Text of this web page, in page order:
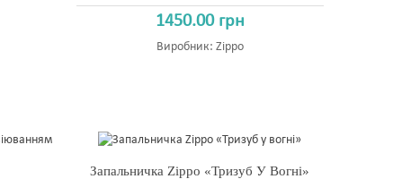
1450.00 грн
Виробник: Zippo
Запальничка Zippo «Тризуб У Вогні»